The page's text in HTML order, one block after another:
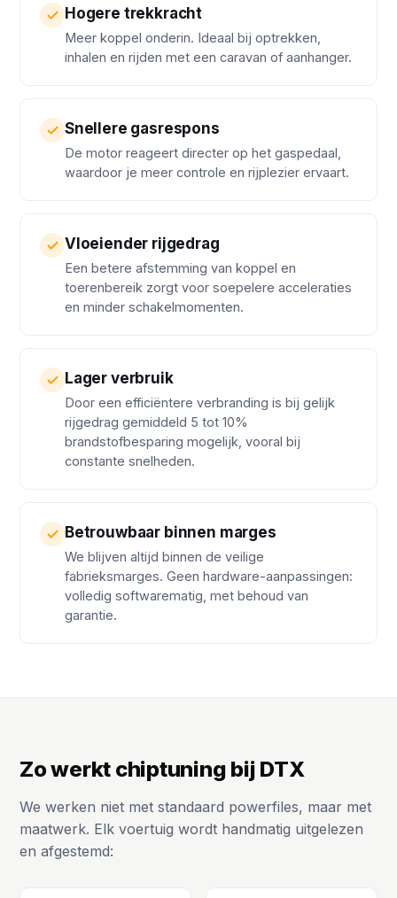
Hogere trekkracht
Meer koppel onderin. Ideaal bij optrekken,
inhalen en rijden met een caravan of aanhanger.
Snellere gasrespons
De motor reageert directer op het gaspedaal,
waardoor je meer controle en rijplezier ervaart.
Vloeiender rijgedrag
Een betere afstemming van koppel en
toerenbereik zorgt voor soepelere acceleraties
en minder schakelmomenten.
Lager verbruik
Door een efficiëntere verbranding is bij gelijk
rijgedrag gemiddeld 5 tot 10%
brandstofbesparing mogelijk, vooral bij
constante snelheden.
Betrouwbaar binnen marges
We blijven altijd binnen de veilige
fabrieksmarges. Geen hardware-aanpassingen:
volledig softwarematig, met behoud van
garantie.
Zo werkt chiptuning bij DTX
We werken niet met standaard powerfiles, maar met
maatwerk. Elk voertuig wordt handmatig uitgelezen
en afgestemd: